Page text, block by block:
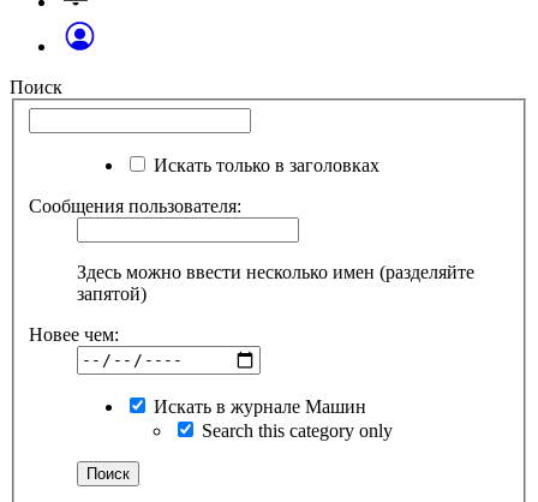
Поиск
Искать только в заголовках
Сообщения пользователя:
Здесь можно ввести несколько имен (разделяйте
запятой)
Новее чем:
Искать в журнале Машин
Search this category only